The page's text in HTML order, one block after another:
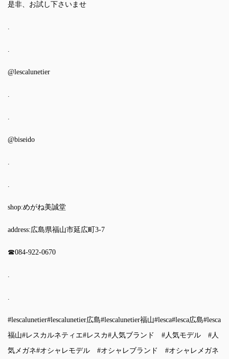
是非、お試し下さいませ
@lescalunetier
@biseido
shop:めがね美誠堂
address:広島県福山市延広町3-7
☎︎084-922-0670
#lescalunetier#lescalunetier広島#lescalunetier福山#lesca#lesca広島#lesca
福山#レスカルネティエ#レスカ#人気ブランド #人気モデル
#人
気メガネ#オシャレモデル #オシャレブランド
#オシャレメガネ